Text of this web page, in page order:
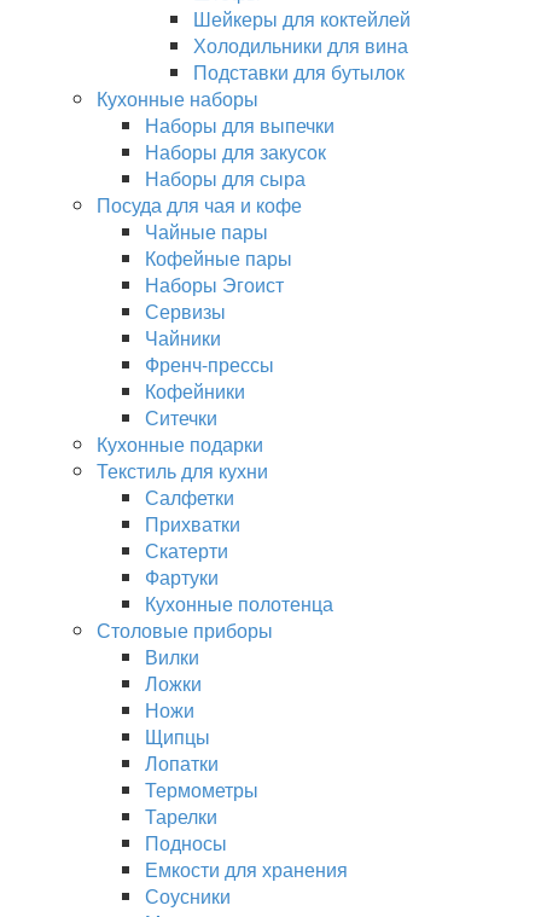
Шейкеры для коктейлей
Холодильники для вина
Подставки для бутылок
Кухонные наборы
Наборы для выпечки
Наборы для закусок
Наборы для сыра
Посуда для чая и кофе
Чайные пары
Кофейные пары
Наборы Эгоист
Сервизы
Чайники
Френч-прессы
Кофейники
Ситечки
Кухонные подарки
Текстиль для кухни
Салфетки
Прихватки
Скатерти
Фартуки
Кухонные полотенца
Столовые приборы
Вилки
Ложки
Ножи
Щипцы
Лопатки
Термометры
Тарелки
Подносы
Емкости для хранения
Соусники